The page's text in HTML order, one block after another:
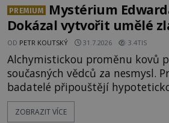
PREMIUM
Mystérium
Dokázal vytvořit umělé
OD PETR KOUTSKÝ 31.7.2026 3.4TIS
Alchymistickou proměnu kovů
současných vědců za nesmysl.
badatelé připouštějí
transmutace? Mohl její
alchymista, vědec a dobrodruh
ZOBRAZIT VÍCE